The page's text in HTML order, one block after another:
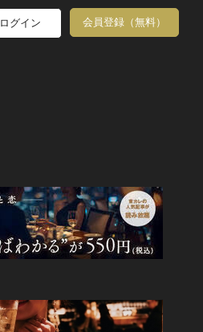
ログイン 会員登録（無料）